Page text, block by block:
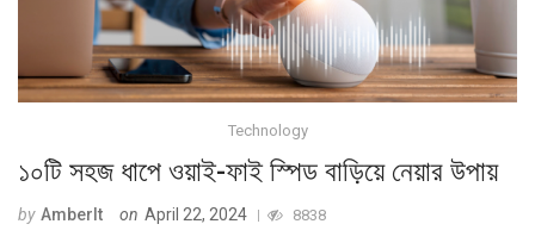
Technology
১০টি সহজ ধাপে ওয়াই-ফাই স্পিড বাড়িয়ে নেয়ার উপায়
by AmberIt on April 22, 2024 8838